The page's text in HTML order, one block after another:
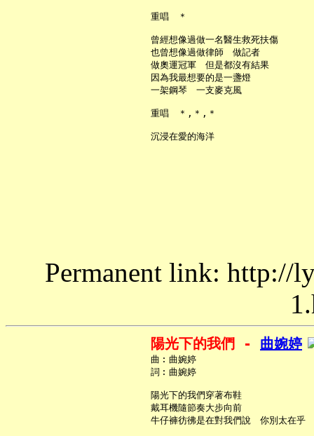
     重唱　＊
     曾經想像過做一名醫生救死扶傷
     也曾想像過做律師　做記者
     做奧運冠軍　但是都沒有結果
     因為我最想要的是一盞燈
     一架鋼琴　一支麥克風
     重唱　＊,＊,＊
Permanent link: http://
陽光下的我們 - 曲婉婷
     曲︰曲婉婷
     詞︰曲婉婷
     陽光下的我們穿著布鞋
     戴耳機隨節奏大步向前
     牛仔褲彷彿是在對我們說　你別太在乎